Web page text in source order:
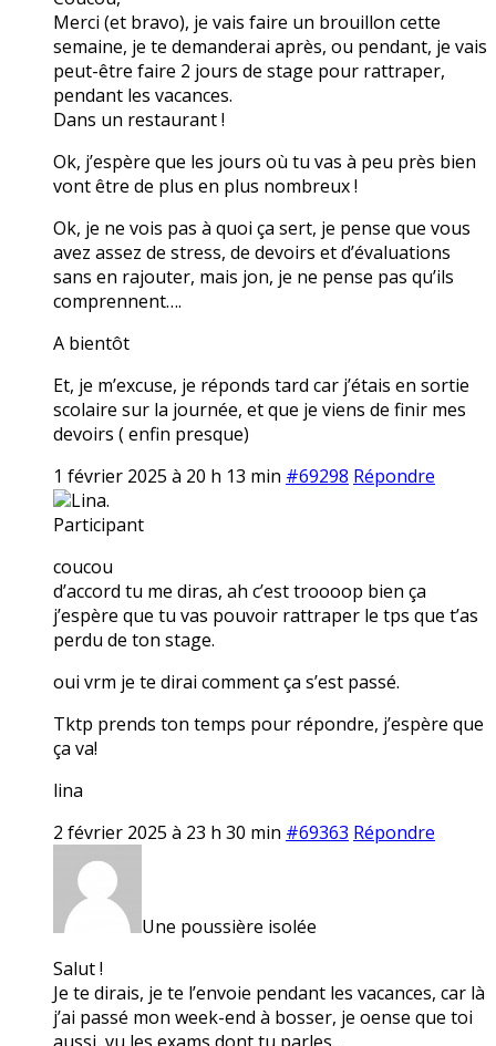
Merci (et bravo), je vais faire un brouillon cette
semaine, je te demanderai après, ou pendant, je vais
peut-être faire 2 jours de stage pour rattraper,
pendant les vacances.
Dans un restaurant !
Ok, j’espère que les jours où tu vas à peu près bien
vont être de plus en plus nombreux !
Ok, je ne vois pas à quoi ça sert, je pense que vous
avez assez de stress, de devoirs et d’évaluations
sans en rajouter, mais jon, je ne pense pas qu’ils
comprennent….
A bientôt
Et, je m’excuse, je réponds tard car j’étais en sortie
scolaire sur la journée, et que je viens de finir mes
devoirs ( enfin presque)
1 février 2025 à 20 h 13 min #69298 Répondre
Lina.
Participant
coucou
d’accord tu me diras, ah c’est troooop bien ça
j’espère que tu vas pouvoir rattraper le tps que t’as
perdu de ton stage.
oui vrm je te dirai comment ça s’est passé.
Tktp prends ton temps pour répondre, j’espère que
ça va!
lina
2 février 2025 à 23 h 30 min #69363 Répondre
Une poussière isolée
Salut !
Je te dirais, je te l’envoie pendant les vacances, car là
j’ai passé mon week-end à bosser, je oense que toi